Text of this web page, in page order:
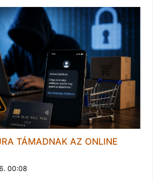
TÁMADNAK AZ ONLINE
00:08